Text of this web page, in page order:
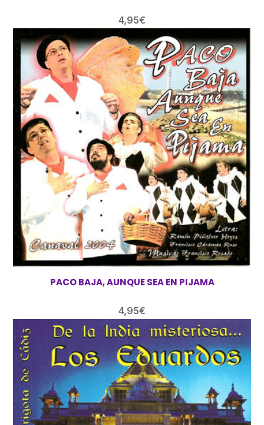
4,95€
PACO BAJA, AUNQUE SEA EN PIJAMA
4,95€